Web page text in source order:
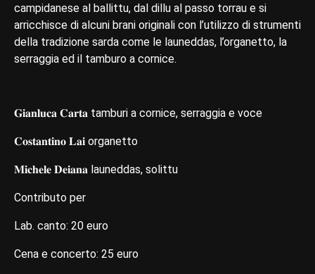
campidanese al ballittu, dal dillu al passo torrau e si
arricchisce di alcuni brani originali con l’utilizzo di strumenti
della tradizione sarda come le launeddas, l’organetto, la
serraggia ed il tamburo a cornice.
𝐆𝐢𝐚𝐧𝐥𝐮𝐜𝐚 𝐂𝐚𝐫𝐭𝐚 tamburi a cornice, serraggia e voce
𝐂𝐨𝐬𝐭𝐚𝐧𝐭𝐢𝐧𝐨 𝐋𝐚𝐢 organetto
𝐌𝐢𝐜𝐡𝐞𝐥𝐞 𝐃𝐞𝐢𝐚𝐧𝐚 launeddas, solittu
Contributo per
Lab. canto: 20 euro
Cena e concerto: 25 euro